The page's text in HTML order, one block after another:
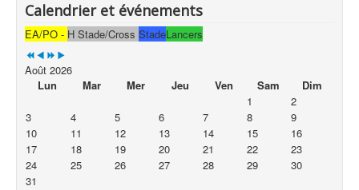
Calendrier et événements
EA/PO - H Stade/Cross StadeLancers
Août 2026
Lun
Mar Mer Jeu Ven Sam
Dim
1
2
3
4 5 6 7 8
9
10
11 12 13 14 15
16
17
18 19 20 21 22
23
24
25 26 27 28 29
30
31